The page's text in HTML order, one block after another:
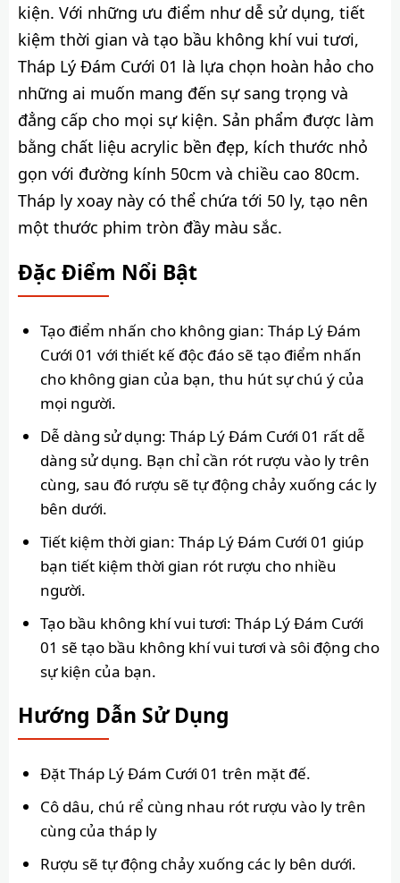
kiện. Với những ưu điểm như dễ sử dụng, tiết
kiệm thời gian và tạo bầu không khí vui tươi,
Tháp Lý Đám Cưới 01 là lựa chọn hoàn hảo cho
những ai muốn mang đến sự sang trọng và
đẳng cấp cho mọi sự kiện. Sản phẩm được làm
bằng chất liệu acrylic bền đẹp, kích thước nhỏ
gọn với đường kính 50cm và chiều cao 80cm.
Tháp ly xoay này có thể chứa tới 50 ly, tạo nên
một thước phim tròn đầy màu sắc.
Đặc Điểm Nổi Bật
Tạo điểm nhấn cho không gian: Tháp Lý Đám
Cưới 01 với thiết kế độc đáo sẽ tạo điểm nhấn
cho không gian của bạn, thu hút sự chú ý của
mọi người.
Dễ dàng sử dụng: Tháp Lý Đám Cưới 01 rất dễ
dàng sử dụng. Bạn chỉ cần rót rượu vào ly trên
cùng, sau đó rượu sẽ tự động chảy xuống các ly
bên dưới.
Tiết kiệm thời gian: Tháp Lý Đám Cưới 01 giúp
bạn tiết kiệm thời gian rót rượu cho nhiều
người.
Tạo bầu không khí vui tươi: Tháp Lý Đám Cưới
01 sẽ tạo bầu không khí vui tươi và sôi động cho
sự kiện của bạn.
Hướng Dẫn Sử Dụng
Đặt Tháp Lý Đám Cưới 01 trên mặt đế.
Cô dâu, chú rể cùng nhau rót rượu vào ly trên
cùng của tháp ly
Rượu sẽ tự động chảy xuống các ly bên dưới.